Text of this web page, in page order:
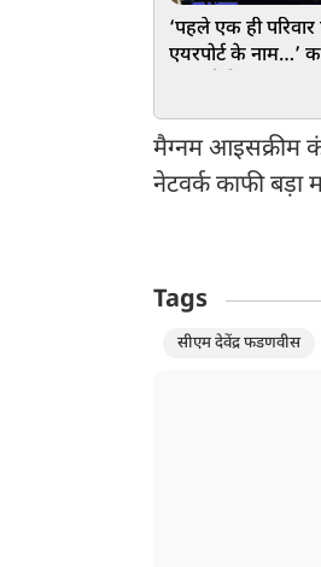
‘पहले एक ही
एयरपोर्ट के नाम…’
मैग्नम आइसक्रीम
नेटवर्क काफी बड़ा
Tags
सीएम देवेंद्र फडणवीस